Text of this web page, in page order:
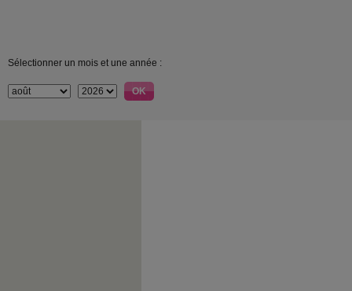
Sélectionner un mois et une année :